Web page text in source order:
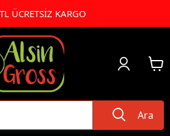
ÜCRETSİZ KARGO
Ara